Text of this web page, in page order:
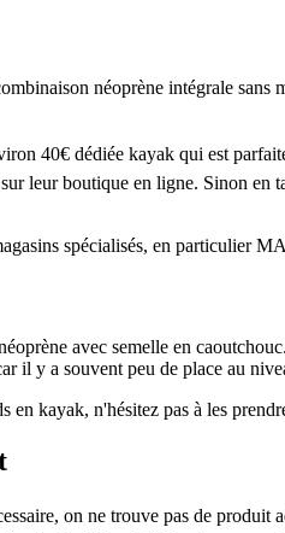
néoprène intégrale sans
40€ dédiée kayak qui est
leur boutique en ligne. Sinon
spécialisés, en particulier
avec semelle en
il y a souvent peu de place au
en kayak, n'hésitez pas à les
on ne trouve pas de